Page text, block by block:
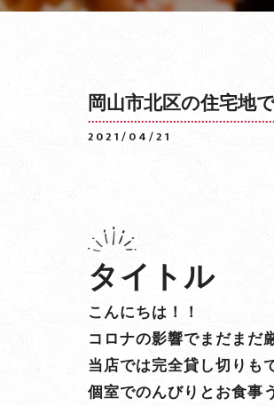
岡山市北区の住宅地
2021/04/21
タイトル
こんにちは！！
コロナの影響でまだまだ
当店では完全貸し切りも
個室でのんびりとお食事